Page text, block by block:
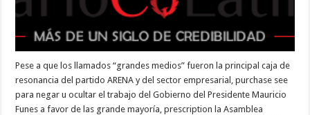
Pese a que los llamados “grandes medios” fueron la principal caja de
resonancia del partido ARENA y del sector empresarial, purchase see
para negar u ocultar el trabajo del Gobierno del Presidente Mauricio
Funes a favor de las grande mayoría, prescription la Asamblea